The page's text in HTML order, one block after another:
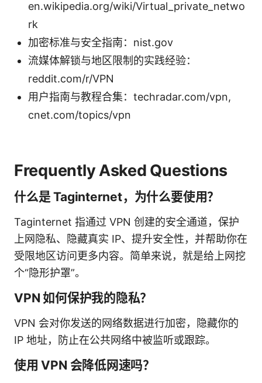
en.wikipedia.org/wiki/Virtual_private_netwo
rk
加密标准与安全指南：nist.gov
流媒体解锁与地区限制的实践经验：
reddit.com/r/VPN
用户指南与教程合集：techradar.com/vpn,
cnet.com/topics/vpn
Frequently Asked Questions
什么是 Taginternet，为什么要使用？
Taginternet 指通过 VPN 创建的安全通道，保护
上网隐私、隐藏真实 IP、提升安全性，并帮助你在
受限地区访问更多内容。简单来说，就是给上网挖
个“隐形护罩”。
VPN 如何保护我的隐私？
VPN 会对你发送的网络数据进行加密，隐藏你的
IP 地址，防止在公共网络中被监听或跟踪。
使用 VPN 会降低网速吗？